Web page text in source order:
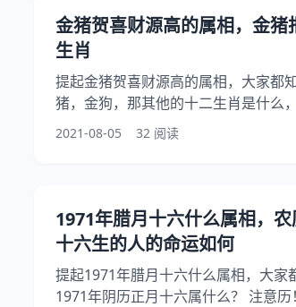
的命运 2、71年属猪50岁后命运:年属
人的命运 一
金猪贺喜财源高的属相，金猪
生肖
提起金猪贺喜财源高的属相，大家都
猪，金狗，那其他的十二生肖是什么
问金猪还神是什么生肖，你知道这是
猪酬神有玄机什么生肖，下面就一起
兰西，鸡并非“贵族”，鸡肉差不多是
种。但有趣的是，在不少法国传统家
2021-08-05 32 阅读
1971年腊月十六什么属相，
十六生的人的命运如何
提起1971年腊月十六什么属相，大家
1971年阴历正月十六属什么？ 注意